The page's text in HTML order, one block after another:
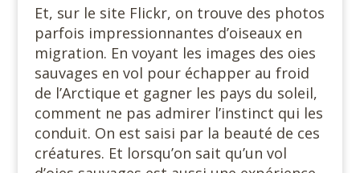
Et, sur le site Flickr, on trouve des photos
parfois impressionnantes d’oiseaux en
migration. En voyant les images des oies
sauvages en vol pour échapper au froid
de l’Arctique et gagner les pays du soleil,
comment ne pas admirer l’instinct qui les
conduit. On est saisi par la beauté de ces
créatures. Et lorsqu’on sait qu’un vol